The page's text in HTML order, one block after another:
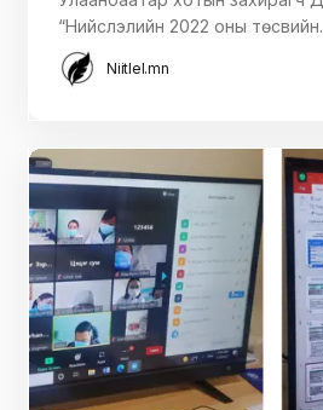
“Нийслэлийн 2022 оны
Niitlel.mn